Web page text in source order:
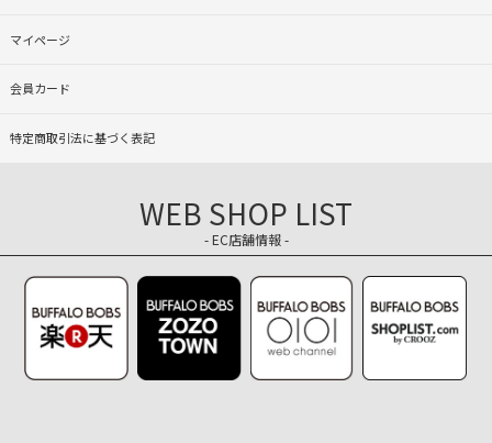
マイページ
会員カード
特定商取引法に基づく表記
WEB SHOP LIST
- EC店舗情報 -